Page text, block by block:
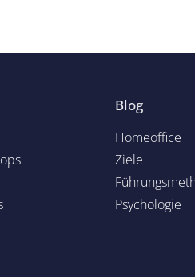
Blog
Homeoffice
Ziele
Psychologie